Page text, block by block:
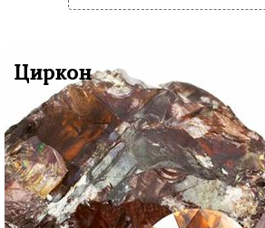
Циркон